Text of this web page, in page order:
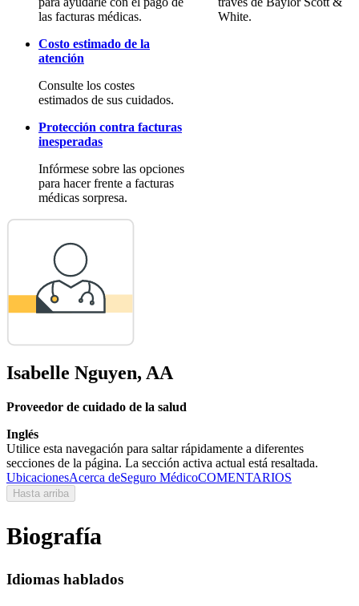
las facturas médicas.
Costo estimado de la
atención
Consulte los costes
estimados de sus cuidados.
Protección contra facturas
inesperadas
Infórmese sobre las opciones
para hacer frente a facturas
médicas sorpresa.
White.
Isabelle Nguyen, AA
Proveedor de cuidado de la salud
Inglés
Utilice esta navegación para saltar rápidamente a diferentes
secciones de la página. La sección activa actual está resaltada.
UbicacionesAcerca deSeguro MédicoCOMENTARIOS
Hasta arriba
Biografía
Idiomas hablados